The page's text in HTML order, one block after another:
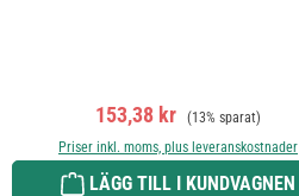
Försäljningspris:
153,38 kr Ordinarie pris:
(13% sparat)
Priser inkl. moms, plus leveranskostnader
LÄGG TILL I KUNDVAGNEN